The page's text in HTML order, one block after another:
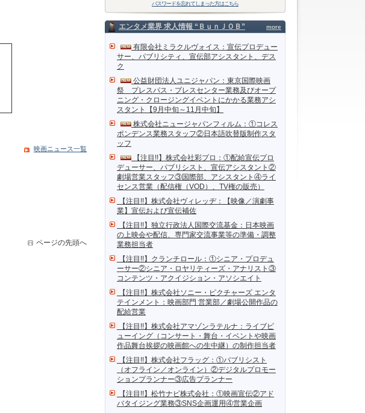
パスワードを忘れてしまった方はこちら
more
エンタメ業界 求人情報 “ＢｕｎＪＯＢ”
有限会社ミラクルヴォイス：宣伝プロデュー
サー、パブリシティ、宣伝部アシスタント、デス
ク
公益財団法人ユニジャパン：東京国際映画
祭 プレスパス・プレスセンター業務及びオープ
ニング・クロージングイベントにかかる業務アシ
スタント【9月中旬～11月中旬】
株式会社ニュージャパンフィルム：①コレス
ポンデンス業務スタッフ②日本語吹替版制作スタ
ッフ
【注目!!】株式会社彩プロ：①配給宣伝プロ
デューサー、パブリシスト、宣伝アシスタント②
劇場営業スタッフ③国際部、アシスタント④ライ
センス営業（配信権（VOD）、TV権の販売）
【注目!!】株式会社ヴィレッヂ：【映像／演劇事
業】宣伝および宣伝補佐
【注目!!】独立行政法人国際交流基金：日本映画
の上映会や配信、専門家交流事業等の準備・調整
業務担当者
【注目!!】クランチロール：①シニア・プロデュ
ーサー②シニア・ロヤリティーズ・アナリスト③
コンテンツ・アクイジション・アソシエイト
【注目!!】株式会社ソニー・ピクチャーズ エンタ
テインメント：映画部門 営業部／劇場公開作品の
配給営業
【注目!!】株式会社アマゾンラテルナ：ライブビ
ューイング（コンサート・舞台・イベントや映画
作品舞台挨拶の映画館への生中継）の制作担当者
【注目!!】株式会社フラッグ：①パブリシスト
（オフライン／オンライン）②デジタルプロモー
ションプランナー③広告プランナー
【注目!!】松竹ナビ株式会社：①映画宣伝②アド
バタイジング業務③SNS企画運用④営業企画
映画ニュース一覧
ページの先頭へ